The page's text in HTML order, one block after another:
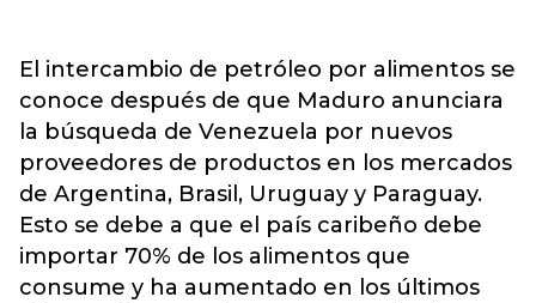
El intercambio de petróleo por alimentos se
conoce después de que Maduro anunciara
la búsqueda de Venezuela por nuevos
proveedores de productos en los mercados
de Argentina, Brasil, Uruguay y Paraguay.
Esto se debe a que el país caribeño debe
importar 70% de los alimentos que
consume y ha aumentado en los últimos